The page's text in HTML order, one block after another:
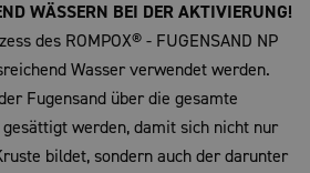
WÄSSERN BEI DER AKTIVIERUNG!
des ROMPOX® - FUGENSAND NP
Wasser verwendet werden.
Fugensand über die gesamte
werden, damit sich nicht nur
bildet, sondern auch der darunter